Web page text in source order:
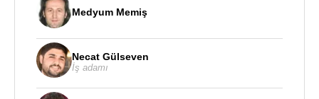
Medyum Memiş
Necat Gülseven
İş adamı